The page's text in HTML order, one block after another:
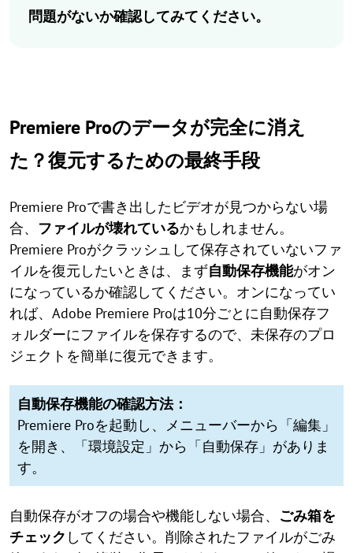
問題がないか確認してみてください。
Premiere Proのデータが完全に消え
た？復元するための最終手段
Premiere Proで書き出したビデオが見つからない場
合、 ファイルが壊れているかもしれません。
Premiere Proがクラッシュして保存されていないファ
イルを復元したいときは、まず自動保存機能がオン
になっているか確認してください。オンになってい
れば、Adobe Premiere Proは10分ごとに自動保存フ
ォルダーにファイルを保存するので、未保存のプロ
ジェクトを簡単に復元できます。
自動保存機能の確認方法：
Premiere Proを起動し、メニューバーから「編集」
を開き、「環境設定」から「自動保存」がありま
す。
自動保存がオフの場合や機能しない場合、 ごみ箱を
チェック してください。削除されたファイルがごみ